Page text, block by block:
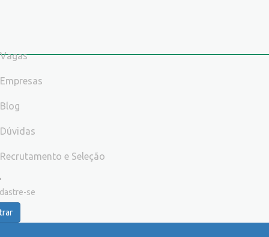
Vagas
Empresas
Blog
Dúvidas
Recrutamento e Seleção
se